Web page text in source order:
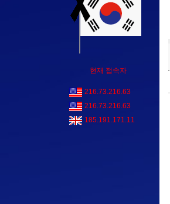
현재 접속자
216.73.216.63
216.73.216.63
185.191.171.11